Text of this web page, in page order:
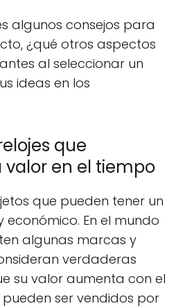
algunos consejos para
¿qué otros aspectos
al seleccionar un
ideas en los
que
en el tiempo
que pueden tener un
En el mundo
algunas marcas y
verdaderas
su valor aumenta con el
ser vendidos por